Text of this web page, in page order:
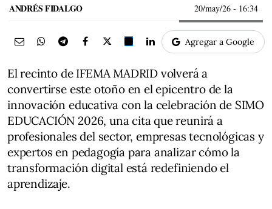
ANDRÉS FIDALGO 20/may/26 - 16:34
Agregar a Google
El recinto de IFEMA MADRID volverá a
convertirse este otoño en el epicentro de la
innovación educativa con la celebración de SIMO
EDUCACIÓN 2026, una cita que reunirá a
profesionales del sector, empresas tecnológicas y
expertos en pedagogía para analizar cómo la
transformación digital está redefiniendo el
aprendizaje.